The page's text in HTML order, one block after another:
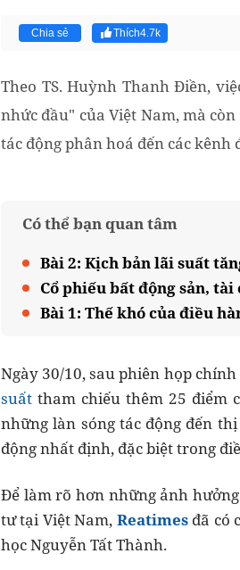
Chia sẻ Thích4.7k
Theo TS. Huỳnh Thanh Điền,
nhức đầu" của Việt Nam, mà
tác động phân hoá đến các
Có thể bạn quan tâm
Bài 2: Kịch bản lãi suất
Cổ phiếu bất động sản,
Bài 1: Thế khó của điều
Ngày 30/10, sau phiên họp
suất tham chiếu thêm 25 điểm
những làn sóng tác động đến
động nhất định, đặc biệt trong
Để làm rõ hơn những ảnh
tư tại Việt Nam, Reatimes đã có
học Nguyễn Tất Thành.